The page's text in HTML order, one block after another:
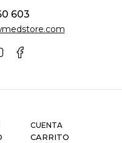
603
CUENTA
CARRITO